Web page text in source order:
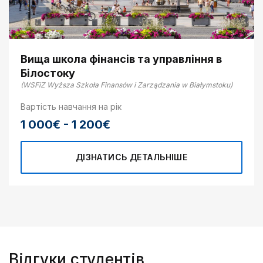
Вища школа фінансів та управління в
Білостоку
(WSFiZ Wyższa Szkoła Finansów i Zarządzania w Białymstoku)
Вартість навчання на рік
1 000€ - 1 200€
ДІЗНАТИСЬ ДЕТАЛЬНІШЕ
Відгуки студентів